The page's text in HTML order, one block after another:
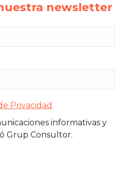
newsletter
Privacidad
informativas y
Grup Consultor.